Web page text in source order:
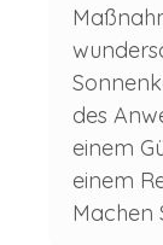
des
einem
einem
Machen